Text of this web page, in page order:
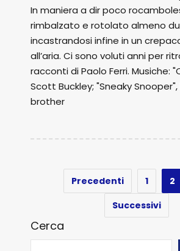
In maniera a dir poco
rimbalzato e rotolato almeno
incastrandosi infine in un
all’aria. Ci sono voluti anni per
racconti di Paolo Ferri. Musiche:
Scott Buckley; "Sneaky
brother
Precedenti 1 2
Successivi
Cerca